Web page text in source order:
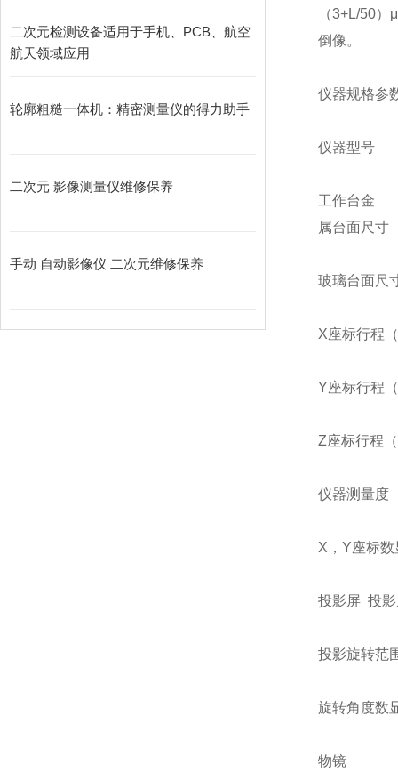
二次元检测设备适用于手机、PCB、航空
航天领域应用
轮廓粗糙一体机：精密测量仪的得力助手
二次元 影像测量仪维修保养
手动 自动影像仪 二次元维修保养
（3+L/50
倒像。
仪器规格参
仪器型号
工作台金
属台面尺寸
玻璃台面尺
X座标行程
Y座标行程
Z座标行程
仪器测量
X，Y座标
投影屏 投影
投影旋转范
旋转角度数
物镜